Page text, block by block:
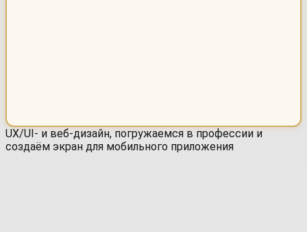
UX/UI- и веб-дизайн, погружаемся в профессии и
создаём экран для мобильного приложения